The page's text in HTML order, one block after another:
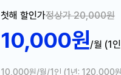
첫해 할인가정상가 20,000원
10,000원/월 (1
10,000원/월/1인 (1년: 120,000